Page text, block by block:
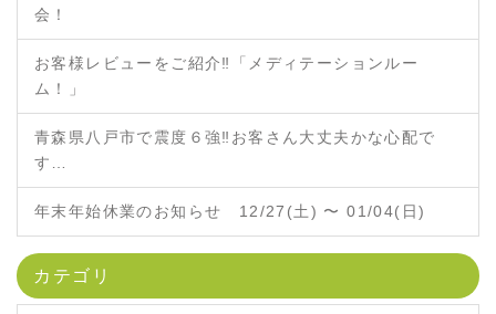
会！
お客様レビューをご紹介‼「メディテーションルー
ム！」
青森県八戸市で震度６強‼お客さん大丈夫かな心配で
す…
年末年始休業のお知らせ 12/27(土) 〜 01/04(日)
カテゴリ